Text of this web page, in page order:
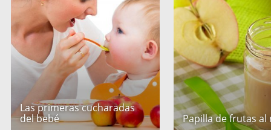
Las primeras cucharadas
del bebé
Papilla de frutas al